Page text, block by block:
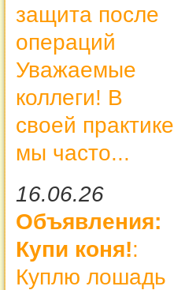
защита после
операций
Уважаемые
коллеги! В
своей практике
мы часто...
16.06.26
Объявления:
Купи коня!:
Куплю лошадь